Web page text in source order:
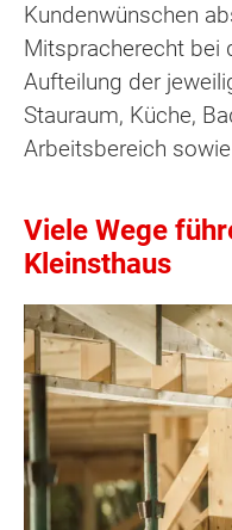
Kundenwünschen
Mitspracherecht bei
Aufteilung der
Stauraum, Küche,
Arbeitsbereich
Viele Wege
Kleinsthaus